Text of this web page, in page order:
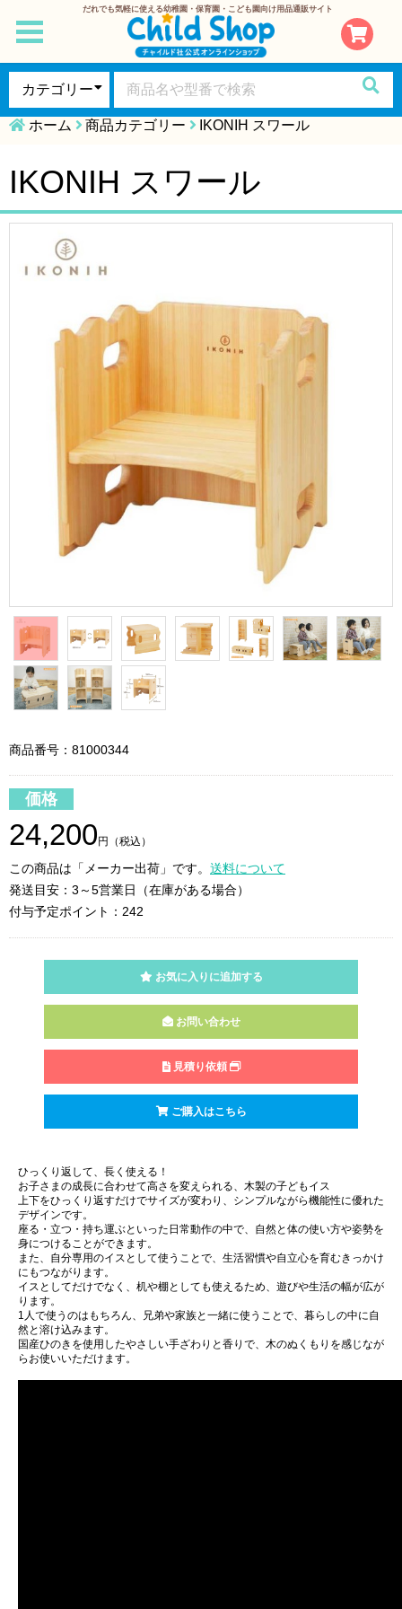
だれでも気軽に使える幼稚園・保育園・こども園向け用品通販サイト
toggle
navigation
ホーム 商品カテゴリー IKONIH スワール
IKONIH スワール
商品番号：81000344
価格
24,200 円（税込）
この商品は「メーカー出荷」です。 送料について
発送目安：3～5営業日（在庫がある場合）
付与予定ポイント：242
お気に入りに追加する
お問い合わせ
見積り依頼
ご購入はこちら
ひっくり返して、長く使える！
お子さまの成長に合わせて高さを変えられる、木製の子どもイス
上下をひっくり返すだけでサイズが変わり、シンプルながら機能性に優れた
デザインです。
座る・立つ・持ち運ぶといった日常動作の中で、自然と体の使い方や姿勢を
身につけることができます。
また、自分専用のイスとして使うことで、生活習慣や自立心を育むきっかけ
にもつながります。
イスとしてだけでなく、机や棚としても使えるため、遊びや生活の幅が広が
ります。
1人で使うのはもちろん、兄弟や家族と一緒に使うことで、暮らしの中に自
然と溶け込みます。
国産ひのきを使用したやさしい手ざわりと香りで、木のぬくもりを感じなが
らお使いいただけます。